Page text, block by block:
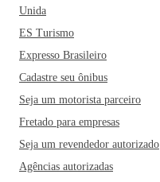
Unida
ES Turismo
Expresso Brasileiro
Cadastre seu ônibus
Seja um motorista parceiro
Fretado para empresas
Seja um revendedor autorizado
Agências autorizadas